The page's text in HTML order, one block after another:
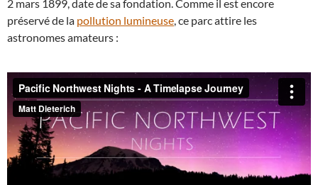
2 mars 1899, date de sa fondation. Comme il est encore
préservé de la pollution lumineuse, ce parc attire les
astronomes amateurs :